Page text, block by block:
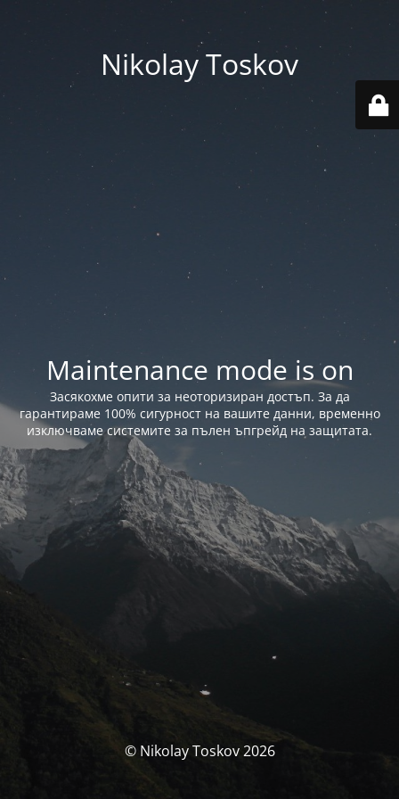
Nikolay Toskov
Maintenance mode is on
Засякохме опити за неоторизиран достъп. За да
гарантираме 100% сигурност на вашите данни, временно
изключваме системите за пълен ъпгрейд на защитата.
© Nikolay Toskov 2026